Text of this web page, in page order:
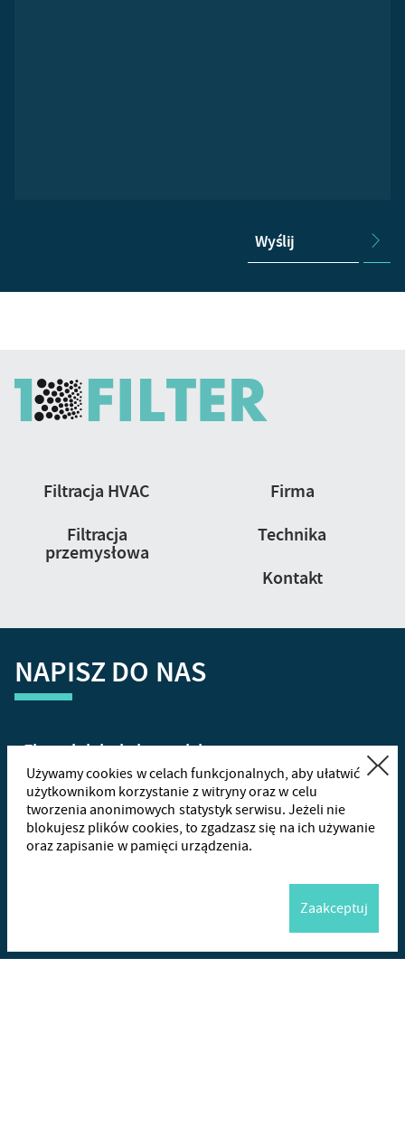
Wyślij
Filtracja HVAC
Filtracja
przemysłowa
Firma
Technika
Kontakt
NAPISZ DO NAS
Używamy cookies w celach funkcjonalnych, aby ułatwić
użytkownikom korzystanie z witryny oraz w celu
tworzenia anonimowych statystyk serwisu. Jeżeli nie
blokujesz plików cookies, to zgadzasz się na ich używanie
oraz zapisanie w pamięci urządzenia.
Zaakceptuj